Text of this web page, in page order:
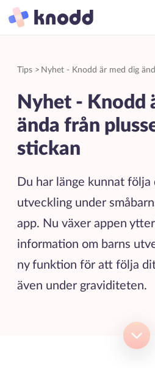
Tips> Nyhet - Knodd är med dig
Nyhet - Knodd
ända från
stickan
Du har länge kunnat följa
utveckling under
app. Nu växer appen
information om barns
ny funktion för att följa
även under graviditeten.